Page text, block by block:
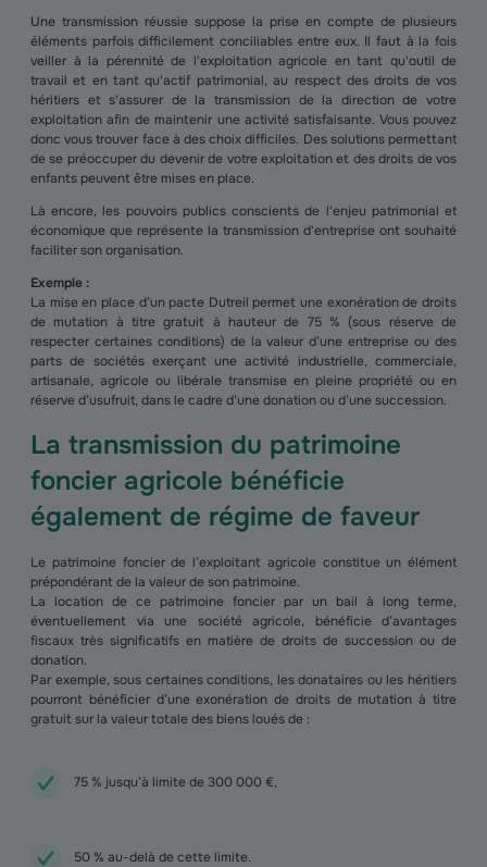
Une transmission réussie suppose la prise en compte de plusieurs
éléments parfois difficilement conciliables entre eux. Il faut à la fois
veiller à la pérennité de l'exploitation agricole en tant qu'outil de
travail et en tant qu'actif patrimonial, au respect des droits de vos
héritiers et s'assurer de la transmission de la direction de votre
exploitation afin de maintenir une activité satisfaisante. Vous pouvez
donc vous trouver face à des choix difficiles. Des solutions permettant
de se préoccuper du devenir de votre exploitation et des droits de vos
enfants peuvent être mises en place.
Là encore, les pouvoirs publics conscients de l'enjeu patrimonial et
économique que représente la transmission d'entreprise ont souhaité
faciliter son organisation.
Exemple :
La mise en place d’un pacte Dutreil permet une exonération de droits
de mutation à titre gratuit à hauteur de 75 % (sous réserve de
respecter certaines conditions) de la valeur d’une entreprise ou des
parts de sociétés exerçant une activité industrielle, commerciale,
artisanale, agricole ou libérale transmise en pleine propriété ou en
réserve d’usufruit, dans le cadre d’une donation ou d’une succession.
La transmission du patrimoine
foncier agricole bénéficie
également de régime de faveur
Le patrimoine foncier de l’exploitant agricole constitue un élément
prépondérant de la valeur de son patrimoine.
La location de ce patrimoine foncier par un bail à long terme,
éventuellement via une société agricole, bénéficie d’avantages
fiscaux très significatifs en matière de droits de succession ou de
donation.
Par exemple, sous certaines conditions, les donataires ou les héritiers
pourront bénéficier d’une exonération de droits de mutation à titre
gratuit sur la valeur totale des biens loués de :
75 % jusqu’à limite de 300 000 €,
50 % au-delà de cette limite.